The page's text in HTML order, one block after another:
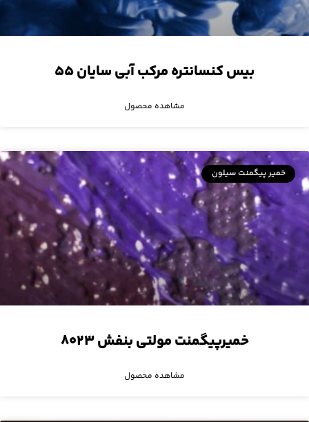
بیس کنسانتره مرکب آبی سایان ۵۵
مشاهده محصول
خمیر پیگمنت سیلون
خمیرپیگمنت مولتی بنفش ۸۰۲۳
مشاهده محصول